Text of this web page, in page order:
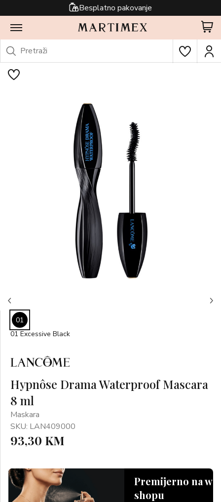
Besplatno pakovanje
Hypnôse Drama Waterproof Mascara
8 ml
Maskara
SKU: LAN409000
93,30 KM
Premijerno na
shopu
01
01 Excessive Black